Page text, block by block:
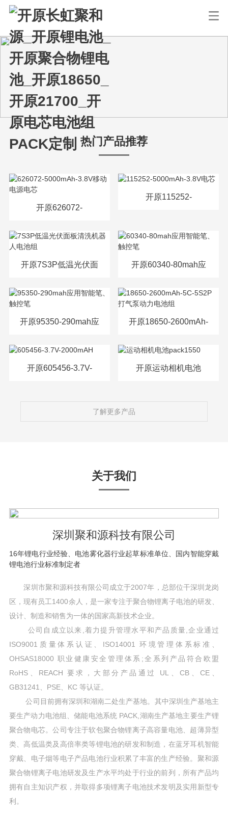
热门产品推荐
开原626072-
开原115252-
开原7S3P低温光伏面 开原60340-80mah应
开原95350-290mah应 开原18650-2600mAh-
电池组
开原605456-3.7V- 开原运动相机电池
了解更多产品
关于我们
深圳聚和源科技有限公司
16年锂电行业经验、电池雾化器行业起草标准单位、国内智能穿戴
锂电池行业标准制定者
深圳市聚和源科技有限公司成立于2007年，总部位干深圳龙岗
区，现有员工1400余人，是一家专注于聚合物锂离子电池的研发、
设计、制造和销售为一体的国家高新技术企业。
公司自成立以来,着力提升管理水平和产品质量,企业通过
ISO9001质量体系认证、ISO14001 环境管理体系标准、
OHSAS18000 职业健康安全管理体系;全系列产品符合欧盟
RoHS、REACH 要求，大部分产品通过 UL、CB、CE、
GB31241、PSE、KC 等认证。
公司目前拥有深圳和湖南二处生产基地。其中深圳生产基地主
要生产动力电池组、储能电池系统 PACK,湖南生产基地主要生产锂
聚合物电芯。公司专注于软包聚合物锂离子高容量电池、超薄异型
类、高低温类及高倍率类等锂电池的研发和制造，在蓝牙耳机智能
穿戴、电子烟等电子产品电池行业积累了丰富的生产经验。聚和源
聚合物锂离子电池研发及生产水平均处于行业的前列，所有产品均
拥有自主知识产权，并取得多项锂离子电池技术发明及实用新型专
利。